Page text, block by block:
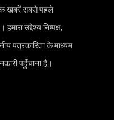
खबरें सबसे पहले
उद्देश्य निष्पक्ष,
पत्रकारिता के माध्यम
पहुँचाना है।